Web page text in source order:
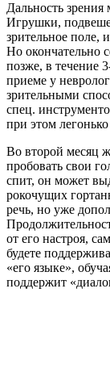
Дальность зрения
Игрушки,
зрительное поле,
Но окончательно
позже, в течение
приеме у
зрительными
спец.
при этом
Во второй месяц
пробовать свои
спит, он может
рокочущих
речь, но уже
от его настроя,
будете
«его языке»,
поддержит